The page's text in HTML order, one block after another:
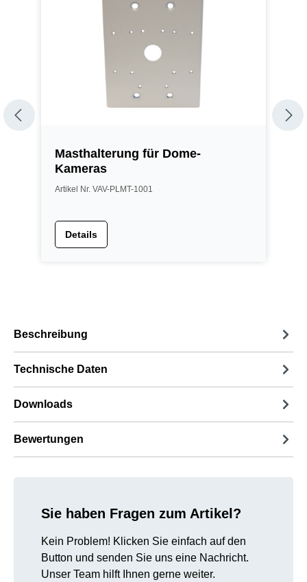
Masthalterung für Dome-
Kameras
Artikel Nr. VAV-PLMT-1001
Details
Beschreibung
Technische Daten
Downloads
Bewertungen
Sie haben Fragen zum Artikel?
Kein Problem! Klicken Sie einfach auf den
Button und senden Sie uns eine Nachricht.
Unser Team hilft Ihnen gerne weiter.